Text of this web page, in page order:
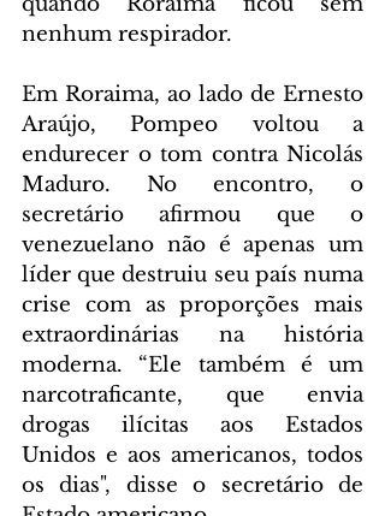
nenhum respirador.
Em Roraima, ao lado de Ernesto
Araújo, Pompeo voltou a
endurecer o tom contra Nicolás
Maduro. No encontro, o
secretário afirmou que o
venezuelano não é apenas um
líder que destruiu seu país numa
crise com as proporções mais
extraordinárias na história
moderna. “Ele também é um
narcotraficante, que envia
drogas ilícitas aos Estados
Unidos e aos americanos, todos
os dias", disse o secretário de